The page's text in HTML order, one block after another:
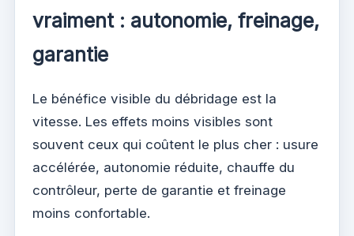
vraiment : autonomie, freinage,
garantie
Le bénéfice visible du débridage est la
vitesse. Les effets moins visibles sont
souvent ceux qui coûtent le plus cher : usure
accélérée, autonomie réduite, chauffe du
contrôleur, perte de garantie et freinage
moins confortable.